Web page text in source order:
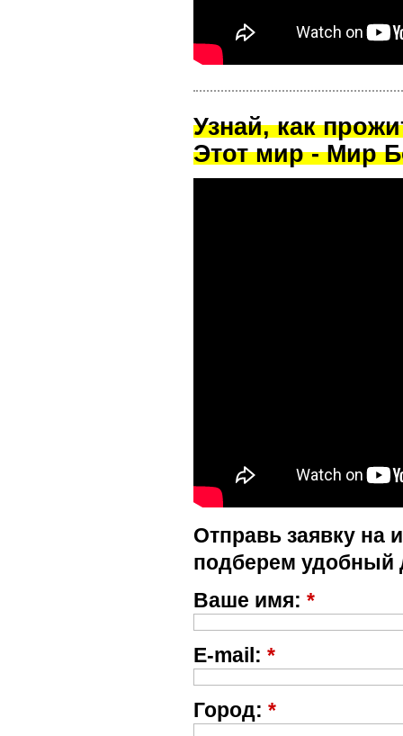
Узнай, как
Этот мир - Мир
Отправь заявку на
подберем удобный
Ваше имя: *
E-mail: *
Город: *